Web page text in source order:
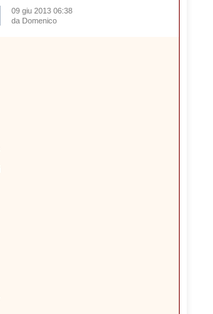
09 giu 2013 06:38
da Domenico